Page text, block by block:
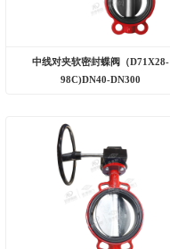
中线对夹软密封蝶阀（D71X28-
98C)DN40-DN300